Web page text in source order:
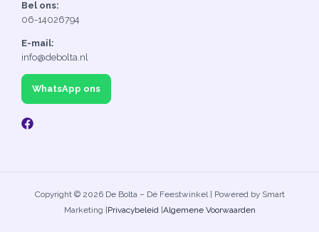
Bel ons:
06-14026794
E-mail:
info@debolta.nl
WhatsApp ons
Copyright © 2026 De Bolta – Dé Feestwinkel | Powered by Smart
Marketing |Privacybeleid |Algemene Voorwaarden